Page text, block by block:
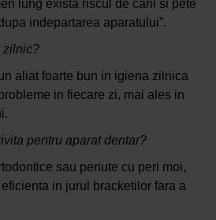
lung exista riscul de carii si pete
indepartarea aparatului”.
zilnic?
aliat foarte bun in igiena zilnica
in fiecare zi, mai ales in
pentru aparat dentar?
sau periute cu peri moi,
in jurul bracketilor fara a